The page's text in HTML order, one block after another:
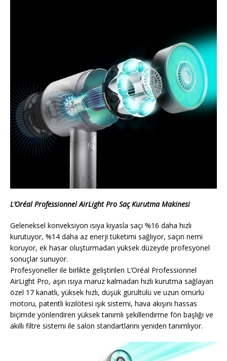
L’Oréal Professionnel AirLight Pro Saç Kurutma Makinesi
Geleneksel konveksiyon ısıya kıyasla saçı %16 daha hızlı
kurutuyor, %14 daha az enerji tüketimi sağlıyor, saçın nemi
koruyor, ek hasar oluşturmadan yüksek düzeyde profesyonel
sonuçlar sunuyor.
Profesyoneller ile birlikte geliştirilen L’Oréal Professionnel
AirLight Pro, aşırı ısıya maruz kalmadan hızlı kurutma sağlayan
özel 17 kanatlı, yüksek hızlı, düşük gürültülü ve uzun ömürlü
motoru, patentli kızılötesi ışık sistemi, hava akışını hassas
biçimde yönlendiren yüksek tanımlı şekillendirme fön başlığı ve
akıllı filtre sistemi ile salon standartlarını yeniden tanımlıyor.